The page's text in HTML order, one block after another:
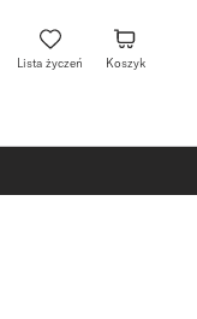
Lista życzeń
Lista
życzeń
Koszyk
Koszyk